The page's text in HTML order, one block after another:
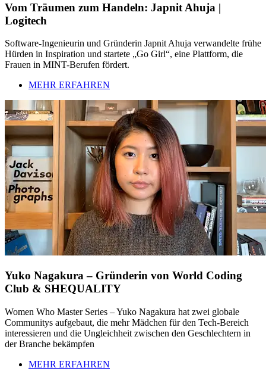
Vom Träumen zum Handeln: Japnit Ahuja |
Logitech
Software-Ingenieurin und Gründerin Japnit Ahuja verwandelte frühe
Hürden in Inspiration und startete „Go Girl“, eine Plattform, die
Frauen in MINT-Berufen fördert.
MEHR ERFAHREN
Yuko Nagakura – Gründerin von World Coding
Club & SHEQUALITY
Women Who Master Series – Yuko Nagakura hat zwei globale
Communitys aufgebaut, die mehr Mädchen für den Tech-Bereich
interessieren und die Ungleichheit zwischen den Geschlechtern in
der Branche bekämpfen
MEHR ERFAHREN